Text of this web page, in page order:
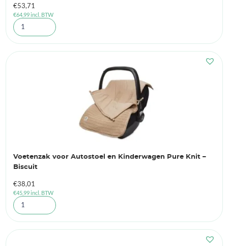
€53,71
€64,99incl. BTW
Voetenzak voor Autostoel en Kinderwagen Pure Knit –
Biscuit
€38,01
€45,99incl. BTW